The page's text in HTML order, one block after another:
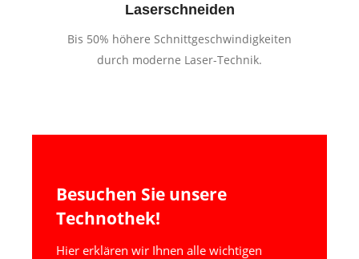
Laserschneiden
Bis 50% höhere Schnittgeschwindigkeiten
durch moderne Laser-Technik.
Besuchen Sie unsere
Technothek!
Hier erklären wir Ihnen alle wichtigen